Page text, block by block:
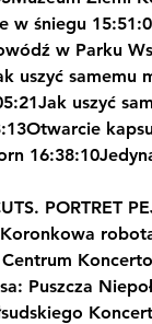
w śniegu
w Parku
uszyć samemu
uszyć
PORTRET
Puszcza